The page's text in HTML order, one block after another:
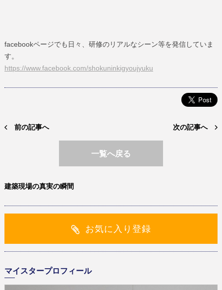
facebookページでも日々、研修のリアルなシーン等を発信していま
す。
https://www.facebook.com/shokuninkigyoujyuku
前の記事へ 次の記事へ
一覧へ戻る
建築現場の真実の瞬間
お気に入り登録
マイスタープロフィール